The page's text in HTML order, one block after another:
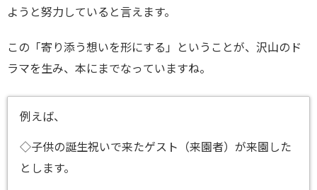
ようと努力していると言えます。
この「寄り添う想いを形にする」ということが、沢山のド
ラマを生み、本にまでなっていますね。
例えば、
◇子供の誕生祝いで来たゲスト（来園者）が来園した
とします。